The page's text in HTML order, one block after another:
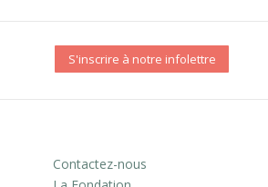
S'inscrire à notre infolettre
Contactez-nous